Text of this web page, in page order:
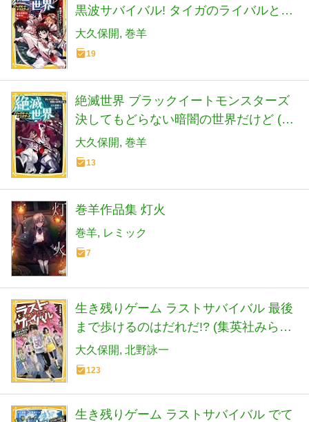
黒波サバイバル! タイガのライバルとタ
ツキのあこがれ (集英社みらい文庫)
大久保開 巻羊
19
絶滅世界 ブラックイートモンスターズ
決してもどらない暗闇の世界だけど (集
英社みらい文庫)
大久保開 巻羊
13
巻羊作品集 灯火
巻羊 レミック
7
生き残りゲーム ラストサバイバル 最後
まで歩けるのはだれだ!? (集英社みらい
文庫)
大久保開 北野詠一
123
生き残りゲーム ラストサバイバル でて